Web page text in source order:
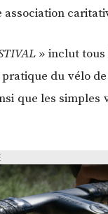
association
» inclut
du vélo
que les